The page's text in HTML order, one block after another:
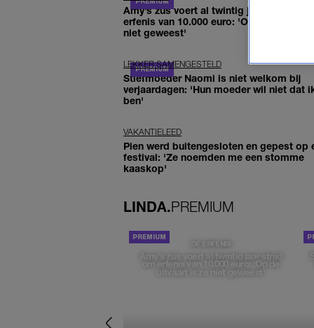
Amy’s zus voert al twintig jaar strijd om
erfenis van 10.000 euro: 'Op de uitvaart
niet geweest'
LEKKER SAMENGESTELD
Stiefmoeder Naomi is niet welkom bij
verjaardagen: 'Hun moeder wil niet dat
ben'
VAKANTIELEED
Pien werd buitengesloten en gepest op
festival: 'Ze noemden me een stomme
kaaskop'
LINDA.PREMIUM
DE ERFENIS
Amy’s zus voert al twintig jaar strijd
om erfenis van 10.000 euro: 'Op de
uitvaart is ze niet geweest'